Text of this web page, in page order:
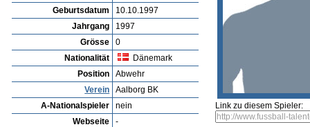
Geburtsdatum
10.10.1997
Jahrgang
1997
Grösse
0
Nationalität
Dänemark
Position
Abwehr
Verein
Aalborg BK
A-Nationalspieler
nein
Webseite
-
Link zu diesem Spieler: